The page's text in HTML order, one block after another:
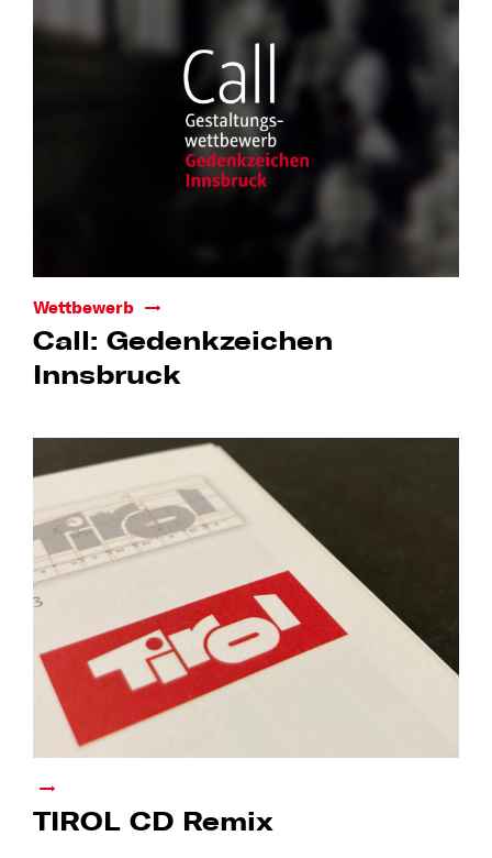
Wettbewerb
Call: Gedenkzeichen
Innsbruck
TIROL CD Remix